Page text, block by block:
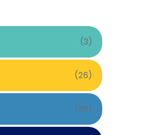
(3)
(26)
(26)